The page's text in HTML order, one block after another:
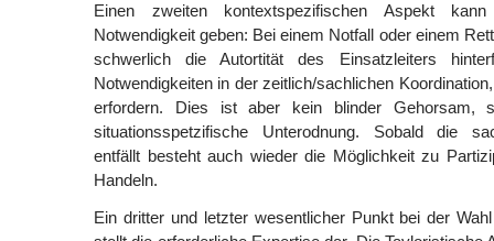
Einen zweiten kontextspezifischen Aspekt
Notwendigkeit geben: Bei einem Notfall oder einem
schwerlich die Autortität des Einsatzleiters
Notwendigkeiten in der zeitlich/sachlichen
erfordern. Dies ist aber kein blinder Gehorsam,
situationsspetzifische Unterodnung. Sobald die
entfällt besteht auch wieder die Möglichkeit zu
Handeln.
Ein dritter und letzter wesentlicher Punkt bei der